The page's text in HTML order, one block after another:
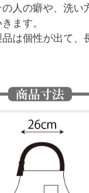
人の癖や、洗い
ます。
は個性が出て、